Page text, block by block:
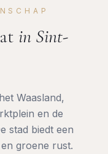
in Sint-
Waasland,
en de
stad biedt een
groene rust.